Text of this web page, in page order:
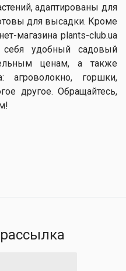
адаптированы для
для высадки. Кроме
магазина plants-club.ua
удобный садовый
ценам, а также
агроволокно, горшки,
другое. Обращайтесь,